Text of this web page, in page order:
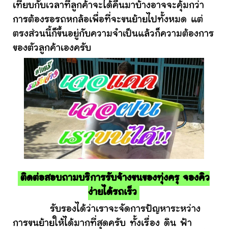
เทียบกับเวลาที่ลูกค้าจะได้คืนมาบ้างอาจจะคุ้มกว่า
การต้องรอรถหกล้อเพื่อที่จะขนย้ายไปทั้งหมด แต่
ตรงส่วนนี้ก็ขึ้นอยู่กับความจำเป็นแล้วก็ความต้องการ
ของตัวลูกค้าเองครับ
ติดต่อสอบถามบริการรับจ้างขนของทุ่งครุ จองคิว
ง่ายได้รถเร็ว
รับรองได้ว่าเราจะจัดการปัญหาระหว่าง
การขนย้ายให้ได้มากที่สุดครับ ทั้งเรื่อง ดิน ฟ้า